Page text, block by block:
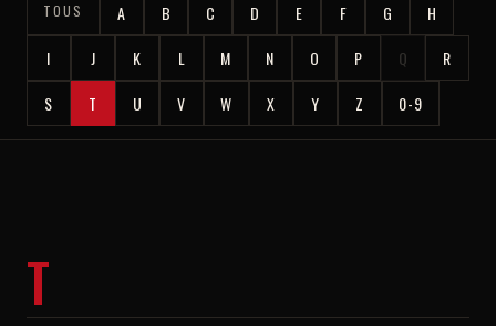
TOUS A B C D E F G
H
I
J K L M N O P Q
R
S
T U V W X Y Z 0-9
T